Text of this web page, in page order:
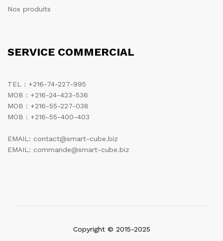
Nos produits
SERVICE COMMERCIAL
TEL : +216-74-227-995
MOB : +216-24-423-536
MOB : +216-55-227-038
MOB : +216-55-400-403
EMAIL: contact@smart-cube.biz
EMAIL: commande@smart-cube.biz
Copyright © 2015-2025